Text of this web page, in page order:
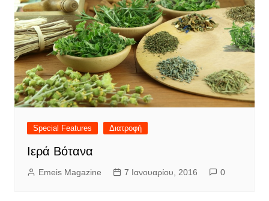
Special Features Διατροφή
Ιερά Βότανα
Emeis Magazine 7 Ιανουαρίου, 2016 0